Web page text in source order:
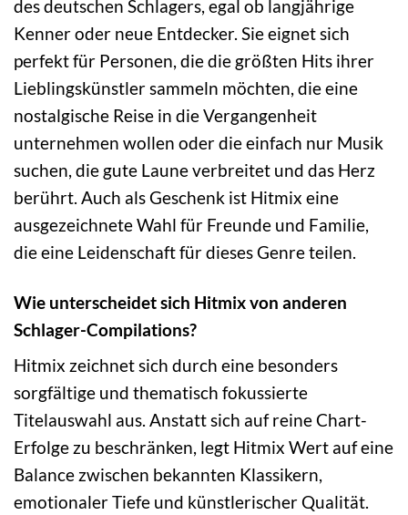
des deutschen Schlagers, egal ob langjährige
Kenner oder neue Entdecker. Sie eignet sich
perfekt für Personen, die die größten Hits ihrer
Lieblingskünstler sammeln möchten, die eine
nostalgische Reise in die Vergangenheit
unternehmen wollen oder die einfach nur Musik
suchen, die gute Laune verbreitet und das Herz
berührt. Auch als Geschenk ist Hitmix eine
ausgezeichnete Wahl für Freunde und Familie,
die eine Leidenschaft für dieses Genre teilen.
Wie unterscheidet sich Hitmix von anderen
Schlager-Compilations?
Hitmix zeichnet sich durch eine besonders
sorgfältige und thematisch fokussierte
Titelauswahl aus. Anstatt sich auf reine Chart-
Erfolge zu beschränken, legt Hitmix Wert auf eine
Balance zwischen bekannten Klassikern,
emotionaler Tiefe und künstlerischer Qualität.